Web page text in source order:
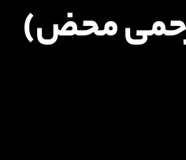
محض)